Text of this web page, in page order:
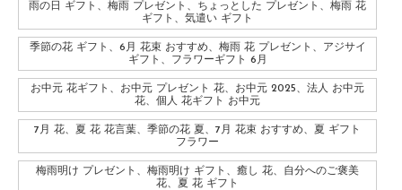
雨の日 ギフト、梅雨 プレゼント、ちょっとした プレゼント、梅雨 花
ギフト、気遣い ギフト
季節の花 ギフト、6月 花束 おすすめ、梅雨 花 プレゼント、アジサイ
ギフト、フラワーギフト 6月
お中元 花ギフト、お中元 プレゼント 花、お中元 2025、法人 お中元
花、個人 花ギフト お中元
7月 花、夏 花 花言葉、季節の花 夏、7月 花束 おすすめ、夏 ギフト
フラワー
梅雨明け プレゼント、梅雨明け ギフト、癒し 花、自分へのご褒美
花、夏 花 ギフト